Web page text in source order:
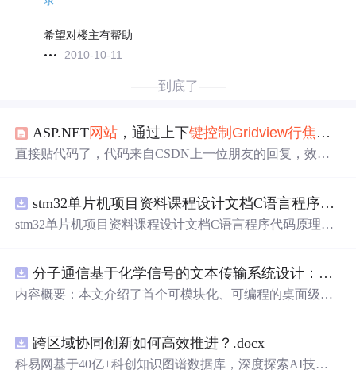
希望对楼主有帮助
2010-10-11
——到底了——
ASP.NET网站 ，通过上下键控制 Gridview行焦点
直接贴代码了，代码来自CSDN上一位朋友的回复，效果
stm32单片机项目资料课程设计文档C语言程序代码原理图电路PCB实例无线智能报警器的设计
stm32单片机项目资料课程设计文档C语言程序代码原理图
分子通信基于化学信号的文本传输系统设计：桌面式实验平台实现与非线性特性分析
内容概要：本文介绍了首个可模块化、可编程的桌面级分
扇 控制气流，实现了基于化学扩散与流动辅助的通信机
制。研究展示了系统的非线性特性，验证了即使在非理想
跨区域协同创新如何高效推进？.docx
科易网基于40亿+科创知识图谱数据库，深度探索AI技术